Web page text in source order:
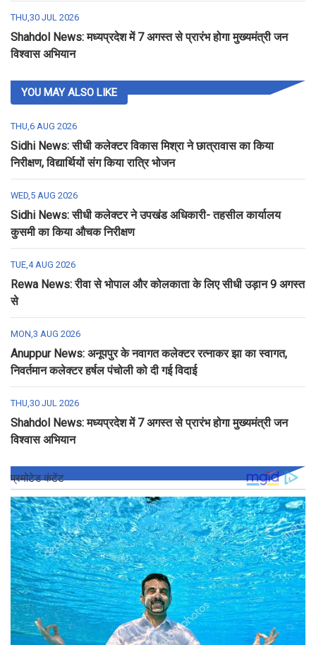
THU,30 JUL 2026
Shahdol News: मध्यप्रदेश में 7 अगस्त से प्रारंभ होगा मुख्यमंत्री जन
विश्वास अभियान
YOU MAY ALSO LIKE
THU,6 AUG 2026
Sidhi News: सीधी कलेक्टर विकास मिश्रा ने छात्रावास का किया
निरीक्षण, विद्यार्थियों संग किया रात्रि भोजन
WED,5 AUG 2026
Sidhi News: सीधी कलेक्टर ने उपखंड अधिकारी- तहसील कार्यालय
कुसमी का किया औचक निरीक्षण
TUE,4 AUG 2026
Rewa News: रीवा से भोपाल और कोलकाता के लिए सीधी उड़ान 9 अगस्त
से
MON,3 AUG 2026
Anuppur News: अनूपपुर के नवागत कलेक्टर रत्नाकर झा का स्वागत,
निवर्तमान कलेक्टर हर्षल पंचोली को दी गई विदाई
THU,30 JUL 2026
Shahdol News: मध्यप्रदेश में 7 अगस्त से प्रारंभ होगा मुख्यमंत्री जन
विश्वास अभियान